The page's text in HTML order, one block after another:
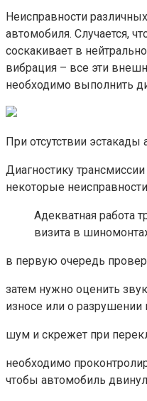
Неисправности
автомобиля. Случается,
соскакивает в
вибрация – все эти
необходимо выполнить
При отсутствии
Диагностику
некоторые
Адекватная работа
визита в
в первую очередь
затем нужно оценить
износе или о
шум и скрежет при
необходимо
чтобы автомобиль